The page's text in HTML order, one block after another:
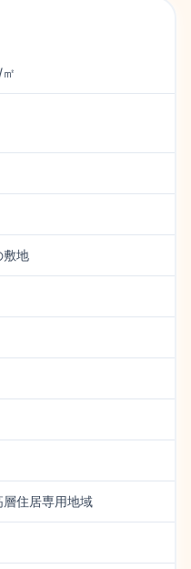
敷地
住居専用地域